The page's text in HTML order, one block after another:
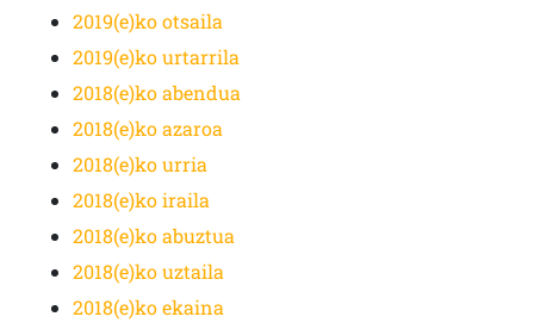
2019(e)ko otsaila
2019(e)ko urtarrila
2018(e)ko abendua
2018(e)ko azaroa
2018(e)ko urria
2018(e)ko iraila
2018(e)ko abuztua
2018(e)ko uztaila
2018(e)ko ekaina